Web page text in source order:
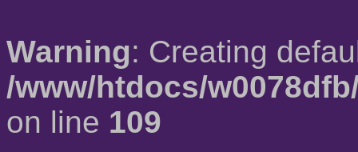
Warning: Creating
/www/htdocs/
on line 109